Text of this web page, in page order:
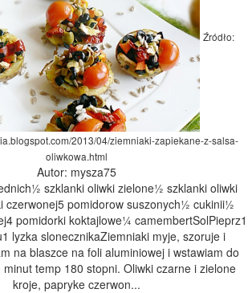
Źródło:
2013/04/ziemniaki-zapiekane-z-salsa-
oliwkowa.html
Autor: mysza75
szklanki oliwki zielone½ szklanki oliwki
czerwonej5 pomidorow suszonych½ cukinii½
pomidorki koktajlowe¼ camembertSolPieprz1
lyzka slonecznikaZiemniaki myje, szoruje i
na blaszce na foli aluminiowej i wstawiam do
temp 180 stopni. Oliwki czarne i zielone
kroje, papryke czerwon...